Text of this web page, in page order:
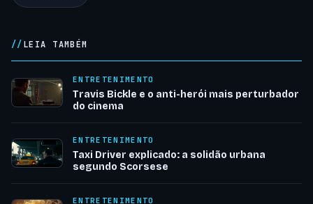
LEIA TAMBÉM
ENTRETENIMENTO
Travis Bickle e o anti-herói mais perturbador
do cinema
ENTRETENIMENTO
Taxi Driver explicado: a solidão urbana
segundo Scorsese
ENTRETENIMENTO